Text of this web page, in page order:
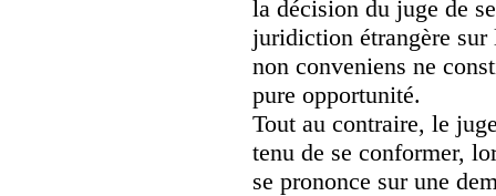
la décision du juge de
juridiction étrangère
non conveniens ne
pure opportunité.
Tout au contraire, le
tenu de se conformer,
se prononce sur une